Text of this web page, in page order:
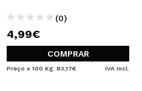
(0)
4,99€
COMPRAR
Preço x 100 Kg: 83,17€ IVA Incl.